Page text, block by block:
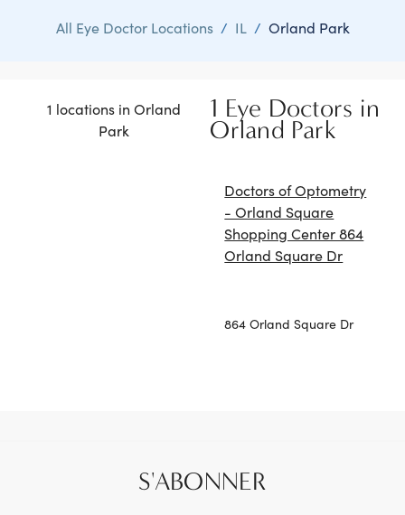
All Eye Doctor Locations / IL / Orland Park
1 locations in Orland
Park
1 Eye Doctors in
Orland Park
Doctors of Optometry
- Orland Square
Shopping Center 864
Orland Square Dr
864 Orland Square Dr
S'ABONNER